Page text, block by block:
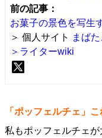
前の記事：
お菓子の景色を写生
＞ 個人サイト
まば
＞ライターwiki
「ポッフェルチェ」
私もポッフェルチェ